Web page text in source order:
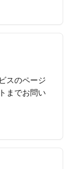
スのページ
までお問い